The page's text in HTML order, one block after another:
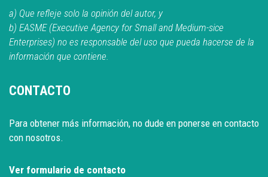
a) Que refleje solo la opinión del autor, y
b) EASME (Executive Agency for Small and Medium-sice
Enterprises) no es responsable del uso que pueda hacerse de la
información que contiene.
CONTACTO
Para obtener más información, no dude en ponerse en contacto
con nosotros.
Ver formulario de contacto